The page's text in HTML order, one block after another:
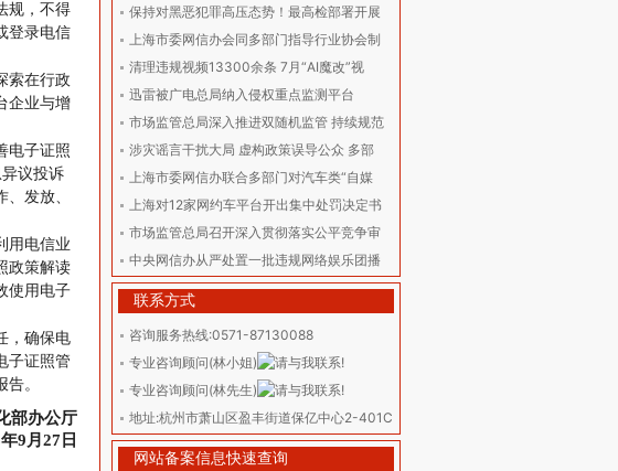
规，不得
登录电信
索在行政
企业与增
电子证照
议投诉
发放、
用电信业
政策解读
使用电子
，确保电
子证照管
。
部办公厅
9月27日
保持对黑恶犯罪高压态势！最高检部署开展
上海市委网信办会同多部门指导行业协会制
清理违规视频13300余条 7月“AI魔改”视
迅雷被广电总局纳入侵权重点监测平台
市场监管总局深入推进双随机监管 持续规范
涉灾谣言干扰大局 虚构政策误导公众 多部
上海市委网信办联合多部门对汽车类“自媒
上海对12家网约车平台开出集中处罚决定书
市场监管总局召开深入贯彻落实公平竞争审
中央网信办从严处置一批违规网络娱乐团播
联系方式
咨询服务热线:0571-87130088
专业咨询顾问(林小姐)
专业咨询顾问(林先生)
地址:杭州市萧山区盈丰街道保亿中心2-401C
网站备案信息快速查询